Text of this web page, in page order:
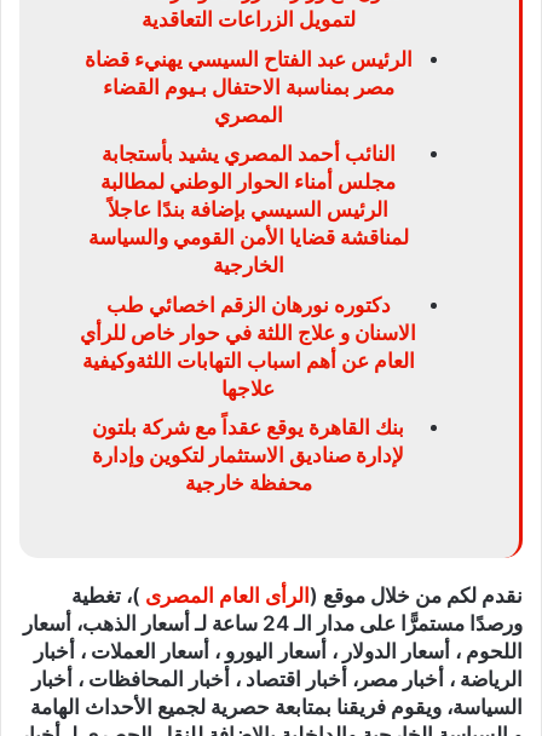
لتمويل الزراعات التعاقدية
الرئيس عبد الفتاح السيسي يهنيء قضاة
مصر بمناسبة الاحتفال بـيوم القضاء
المصري
النائب أحمد المصري يشيد بأستجابة
مجلس أمناء الحوار الوطني لمطالبة
الرئيس السيسي بإضافة بندًا عاجلاً
لمناقشة قضايا الأمن القومي والسياسة
الخارجية
دكتوره نورهان الزقم اخصائي طب
الاسنان و علاج اللثة في حوار خاص للرأي
العام عن أهم اسباب التهابات اللثةوكيفية
علاجها
بنك القاهرة يوقع عقداً مع شركة بلتون
لإدارة صناديق الاستثمار لتكوين وإدارة
محفظة خارجية
نقدم لكم من خلال موقع ( الرأى العام المصرى )، تغطية
ورصدًا مستمرًّا على مدار الـ 24 ساعة لـ أسعار الذهب، أسعار
اللحوم ، أسعار الدولار ، أسعار اليورو ، أسعار العملات ، أخبار
الرياضة ، أخبار مصر، أخبار اقتصاد ، أخبار المحافظات ، أخبار
السياسة، ويقوم فريقنا بمتابعة حصرية لجميع الأحداث الهامة